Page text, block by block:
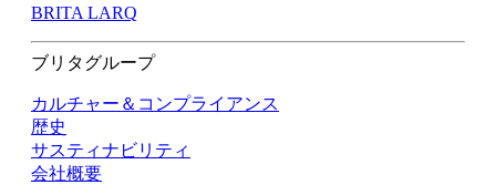
BRITA LARQ
ブリタグループ
カルチャー＆コンプライアンス
歴史
サスティナビリティ
会社概要